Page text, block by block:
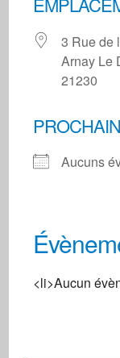
3 Rue de
Arnay Le
21230
Aucuns
3 Rue
<li>Aucun